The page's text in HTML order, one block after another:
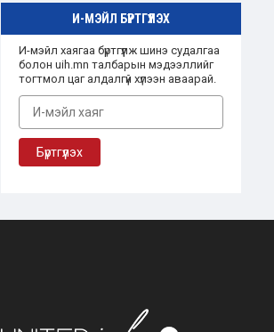
И-МЭЙЛ БҮРТГҮҮЛЭХ
И-мэйл хаягаа бүртгүүлж шинэ судалгаа
болон uih.mn талбарын мэдээллийг
тогтмол цаг алдалгүй хүлээн аваарай.